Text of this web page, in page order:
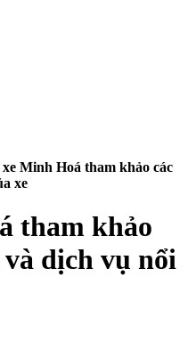
Minh Hoá tham khảo các
xe
tham khảo
dịch vụ nổi